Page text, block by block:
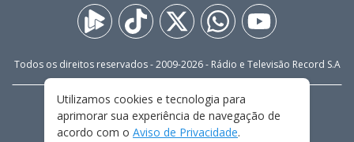
Todos os direitos reservados - 2009-2026- Rádio e Televisão Record S.A
FALE CONOSCO
PRIVACIDADE
TERMOS E CONDIÇÕES DE USO
Utilizamos cookies e tecnologia para
aprimorar sua experiência de navegação de
acordo com o Aviso de Privacidade.